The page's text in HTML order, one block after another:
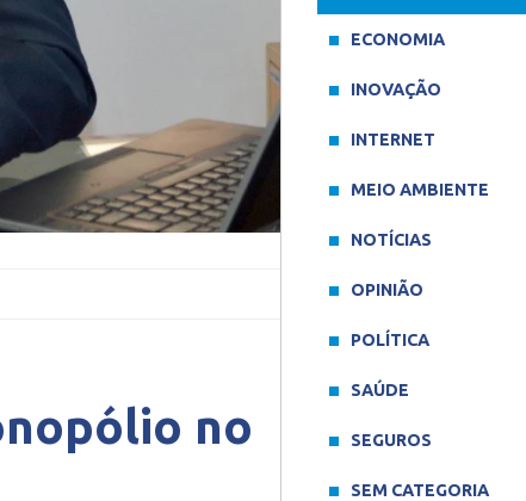
no
ECONOMIA
INOVAÇÃO
INTERNET
MEIO AMBIENTE
NOTÍCIAS
OPINIÃO
POLÍTICA
SAÚDE
SEGUROS
SEM CATEGORIA